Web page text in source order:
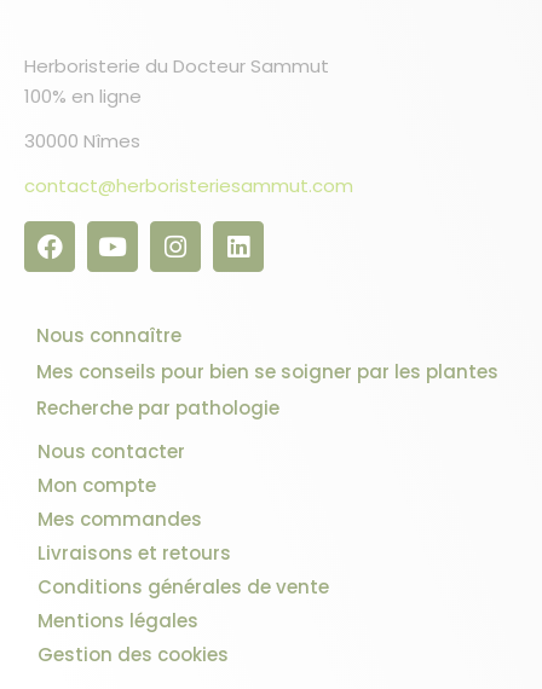
Herboristerie du Docteur Sammut
100% en ligne
30000 Nîmes
contact@herboristeriesammut.com
Nous connaître
Mes conseils pour bien se soigner par les plantes
Recherche par pathologie
Nous contacter
Mon compte
Mes commandes
Livraisons et retours
Conditions générales de vente
Mentions légales
Gestion des cookies